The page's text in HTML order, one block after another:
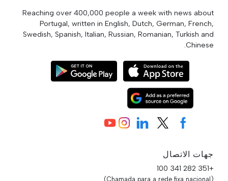
Reaching over 400,000 people a week with news about
Portugal, written in English, Dutch, German, French,
Swedish, Spanish, Italian, Russian, Romanian, Turkish and
Chinese.
جهات الاتصال
+351 282 341 100
(Chamada para a rede fixa nacional)